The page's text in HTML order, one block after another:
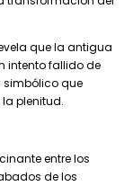
que la antigua
intento fallido de
simbólico que
plenitud.
entre los
de los